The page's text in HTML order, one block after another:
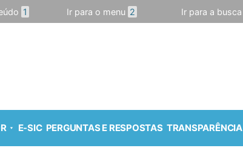
1 Ir para o menu 2 Ir para a busca
E-SIC PERGUNTAS E RESPOSTAS TRANSPARÊNCIA